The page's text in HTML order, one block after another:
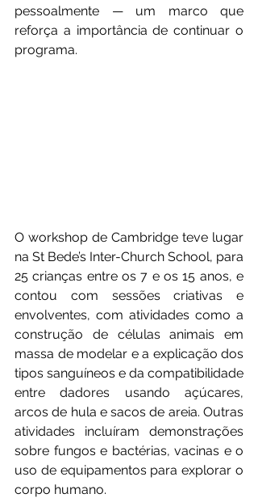
pessoalmente — um marco que
reforça a importância de continuar o
programa.
O workshop de Cambridge teve lugar
na St Bede’s Inter-Church School, para
25 crianças entre os 7 e os 15 anos, e
contou com sessões criativas e
envolventes, com atividades como a
construção de células animais em
massa de modelar e a explicação dos
tipos sanguíneos e da compatibilidade
entre dadores usando açúcares,
arcos de hula e sacos de areia. Outras
atividades incluíram demonstrações
sobre fungos e bactérias, vacinas e o
uso de equipamentos para explorar o
corpo humano.